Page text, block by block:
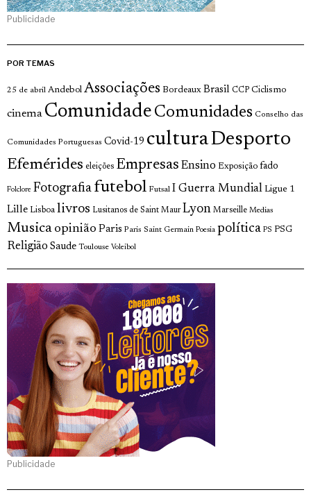
Publicidade
POR TEMAS
25 de abril Andebol Associações Bordeaux Brasil CCP Ciclismo
cinema Comunidade Comunidades Conselho das
Comunidades Portuguesas Covid-19 culturaDesporto
Efemérides eleições Empresas Ensino Exposição fado
Folclore Fotografia futebol Futsal I Guerra Mundial Ligue 1
Lille Lisboa livros Lusitanos de Saint Maur Lyon Marseille Medias
Musica opinião Paris Paris Saint Germain Poesia política PS PSG
Religião Saude Toulouse Voleibol
Publicidade